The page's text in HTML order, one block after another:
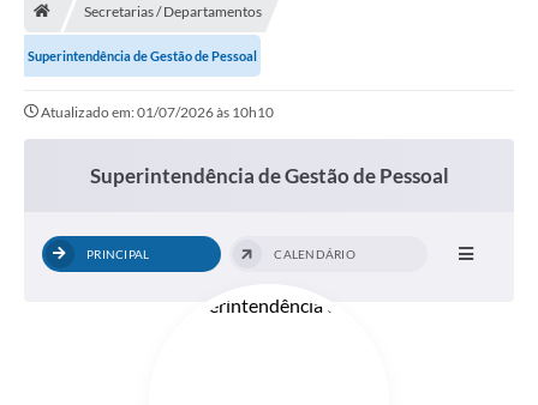
Secretarias / Departamentos
Superintendência de Gestão de Pessoal
Atualizado em: 01/07/2026 às 10h10
Superintendência de Gestão de Pessoal
PRINCIPAL CALENDÁRIO